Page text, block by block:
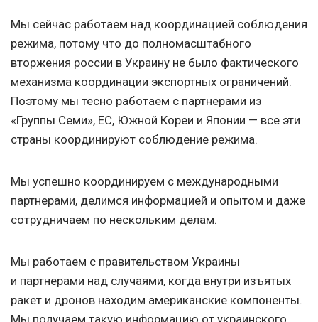
Мы сейчас работаем над координацией соблюдения
режима, потому что до полномасштабного
вторжения россии в Украину не было фактического
механизма координации экспортных ограничений.
Поэтому мы тесно работаем с партнерами из
«Группы Семи», ЕС, Южной Кореи и Японии — все эти
страны координируют соблюдение режима.
Мы успешно координируем с международными
партнерами, делимся информацией и опытом и даже
сотрудничаем по нескольким делам.
Мы работаем с правительством Украины
и партнерами над случаями, когда внутри изъятых
ракет и дронов находим американские компоненты.